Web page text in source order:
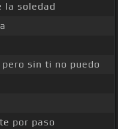
la soledad
sin ti no puedo
por paso